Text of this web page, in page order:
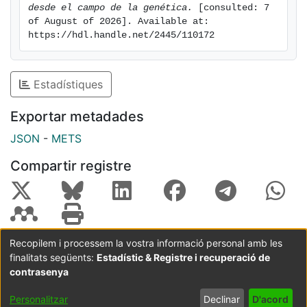
desde el campo de la genética.
[consulted: 7
of August of 2026]. Available at:
https://hdl.handle.net/2445/110172
Estadístiques
Exportar metadades
JSON - METS
Compartir registre
Coordinació:CRAI UB Avís legal
Metadades
subjectes a:
Configuració
de cookies
privadesa
Recopilem i processem la vostra informació personal amb les
finalitats següents: Estadístic & Registre i recuperació de
contrasenya
Personalitzar Declinar D'acord